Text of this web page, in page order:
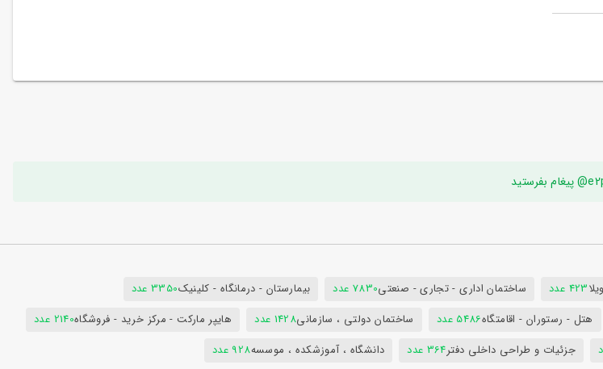
423 عدد ساختمان اداری - تجاری - صنعتی7830 عدد بیمارستان - درمانگاه - کلینیک3350 عدد
هتل - رستوران - اقامتگاه5486 عدد ساختمان دولتی ، سازمانی1428 عدد هایپر مارکت - مرکز خرید - فروشگاه2140 عدد
جزئیات و طراحی داخلی دفتر364 عدد دانشگاه ، آموزشکده ، موسسه928 عدد